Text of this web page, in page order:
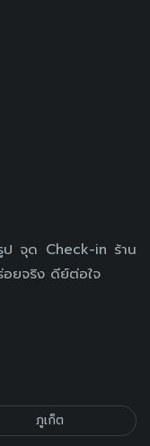
ป จุด Check-in ร้าน
ยจริง ดีย์ต่อใจ
ภูเก็ต